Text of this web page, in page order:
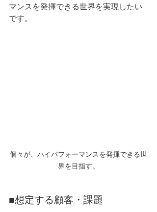
マンスを発揮できる世界を実現したい
です。
個々が、ハイパフォーマンスを発揮できる世
界を目指す。
■想定する顧客・課題